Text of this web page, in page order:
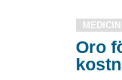
MEDICIN
Oro